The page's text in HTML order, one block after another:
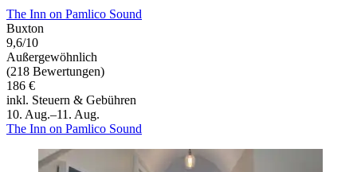
The Inn on Pamlico Sound
Buxton
9,6/10
Außergewöhnlich
(218 Bewertungen)
186 €
inkl. Steuern & Gebühren
10. Aug.–11. Aug.
The Inn on Pamlico Sound